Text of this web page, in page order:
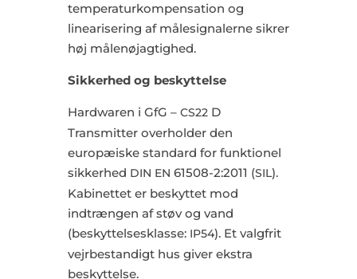
temperaturkompensation og
linearisering af målesignalerne sikrer
høj målenøjagtighed.
Sikkerhed og beskyttelse
Hardwaren i GfG – CS22D
Transmitter overholder den
europæiske standard for funktionel
sikkerhed DIN EN 61508-2:2011 (SIL).
Kabinettet er beskyttet mod
indtrængen af støv og vand
(beskyttelsesklasse: IP54). Et valgfrit
vejrbestandigt hus giver ekstra
beskyttelse.